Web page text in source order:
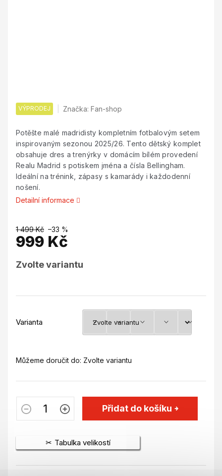
VÝPRODEJ Značka:Fan-shop
Potěšte malé madridisty kompletním fotbalovým setem
inspirovaným sezonou 2025/26. Tento dětský komplet
obsahuje dres a trenýrky v domácím bílém provedení
Realu Madrid s potiskem jména a čísla Bellingham.
Ideální na trénink, zápasy s kamarády i každodenní
nošení.
Detailní informace
1 499 Kč –33 %
999 Kč
cena:
Zvolte variantu
Varianta
Můžeme doručit do: Zvolte variantu
Přidat do košíku
Tabulka velikostí